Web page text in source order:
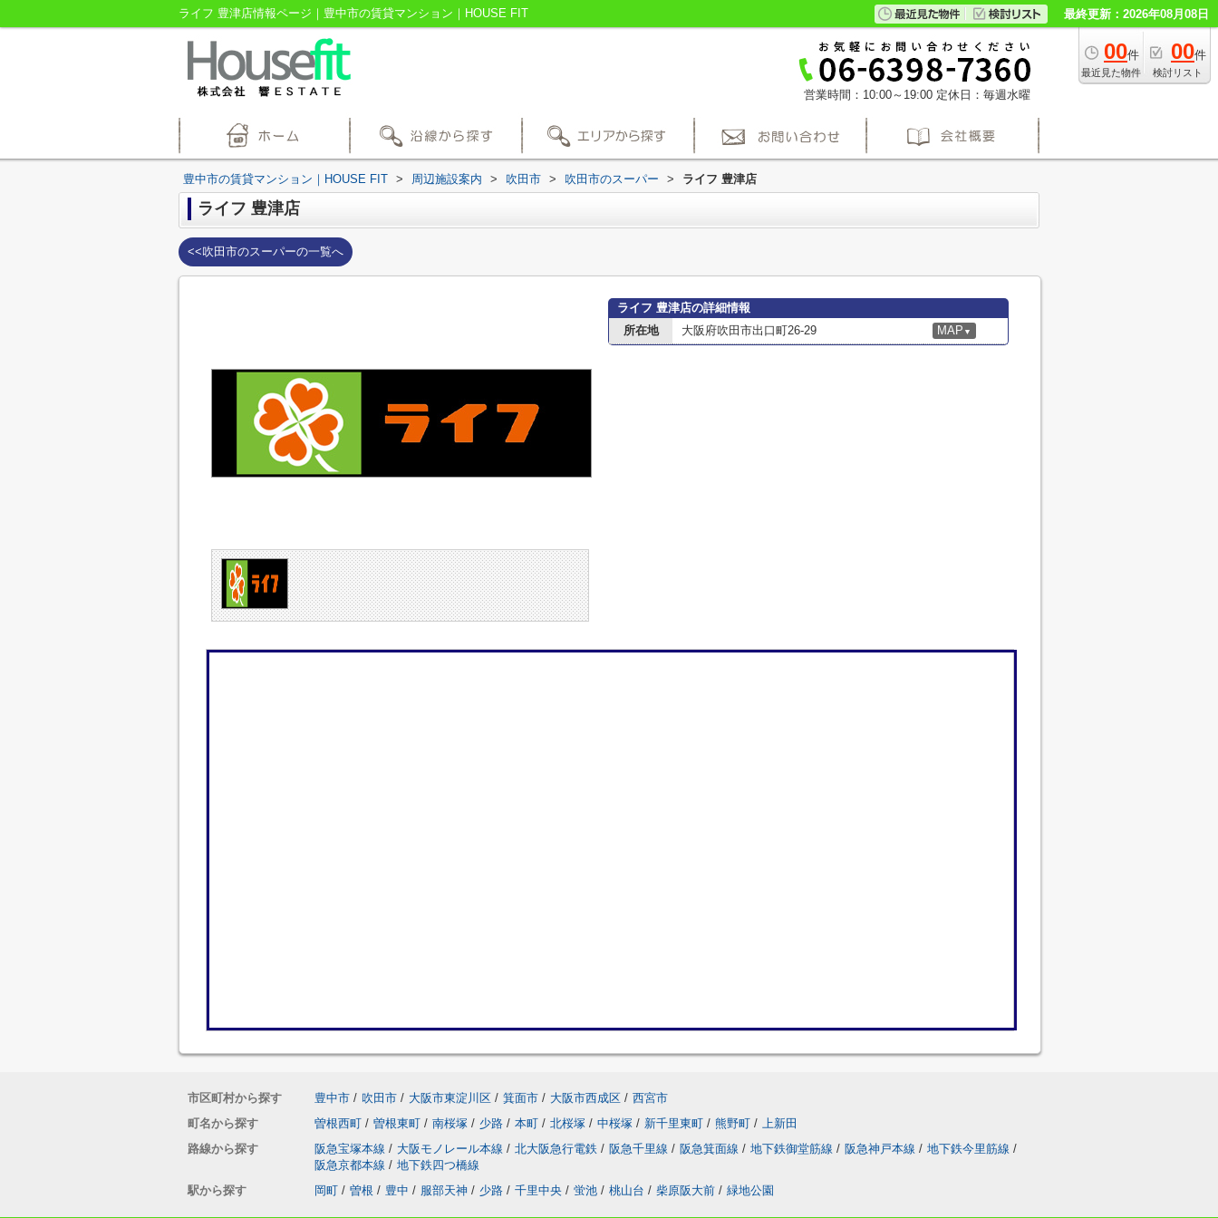
ライフ 豊津店情報ページ｜豊中市の賃貸マンション｜HOUSE FIT 最終更新：2026年08月08日
00件
最近見た物件
00件
検討リスト
営業時間：10:00～19:00 定休日：毎週水曜
豊中市の賃貸マンション｜HOUSE FIT > 周辺施設案内 > 吹田市 > 吹田市のスーパー > ライフ 豊津店
ライフ 豊津店
<<吹田市のスーパーの一覧へ
ライフ 豊津店の詳細情報
所在地
大阪府吹田市出口町26-29 MAP ▼
市区町村から探す 豊中市 / 吹田市 / 大阪市東淀川区 / 箕面市 / 大阪市西成区 / 西宮市
町名から探す
曽根西町 / 曽根東町 / 南桜塚 / 少路 / 本町 / 北桜塚 / 中桜塚 / 新千里東町 / 熊野町 / 上新田
路線から探す
阪急宝塚本線 / 大阪モノレール本線 / 北大阪急行電鉄 / 阪急千里線 / 阪急箕面線 / 地下鉄御堂筋線 / 阪急神戸本線 / 地下鉄今里筋線 /
阪急京都本線 / 地下鉄四つ橋線
駅から探す
岡町 / 曽根 / 豊中 / 服部天神 / 少路 / 千里中央 / 蛍池 / 桃山台 / 柴原阪大前 / 緑地公園